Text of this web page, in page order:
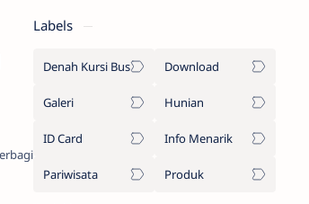
Labels
Denah Kursi Bus Download
Galeri Hunian
ID Card Info Menarik
Pariwisata Produk